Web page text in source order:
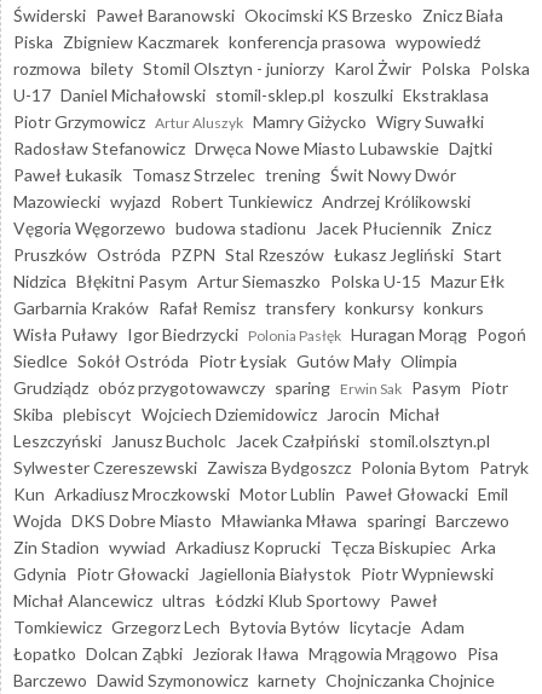
Świderski Paweł Baranowski Okocimski KS Brzesko Znicz Biała
Piska Zbigniew Kaczmarek konferencja prasowa wypowiedź
rozmowa bilety Stomil Olsztyn - juniorzy Karol Żwir Polska Polska
U-17 Daniel Michałowski stomil-sklep.pl koszulki Ekstraklasa
Piotr Grzymowicz Artur Aluszyk Mamry Giżycko Wigry Suwałki
Radosław Stefanowicz Drwęca Nowe Miasto Lubawskie Dajtki
Paweł Łukasik Tomasz Strzelec trening Świt Nowy Dwór
Mazowiecki wyjazd Robert Tunkiewicz Andrzej Królikowski
Vęgoria Węgorzewo budowa stadionu Jacek Płuciennik Znicz
Pruszków Ostróda PZPN Stal Rzeszów Łukasz Jegliński Start
Nidzica Błękitni Pasym Artur Siemaszko Polska U-15 Mazur Ełk
Garbarnia Kraków Rafał Remisz transfery konkursy konkurs
Wisła Puławy Igor Biedrzycki Polonia Pasłęk Huragan Morąg Pogoń
Siedlce Sokół Ostróda Piotr Łysiak Gutów Mały Olimpia
Grudziądz obóz przygotowawczy sparing Erwin Sak Pasym Piotr
Skiba plebiscyt Wojciech Dziemidowicz Jarocin Michał
Leszczyński
Janusz Bucholc Jacek Czałpiński stomil.olsztyn.pl
Sylwester Czereszewski Zawisza Bydgoszcz Polonia Bytom Patryk
Kun Arkadiusz Mroczkowski Motor Lublin Paweł Głowacki Emil
Wojda DKS Dobre Miasto Mławianka Mława sparingi Barczewo
Zin Stadion wywiad Arkadiusz Koprucki Tęcza Biskupiec Arka
Gdynia Piotr Głowacki Jagiellonia Białystok Piotr Wypniewski
Michał Alancewicz ultras Łódzki Klub Sportowy Paweł
Tomkiewicz Grzegorz Lech Bytovia Bytów licytacje Adam
Łopatko Dolcan Ząbki Jeziorak Iława Mrągowia Mrągowo Pisa
Barczewo Dawid Szymonowicz karnety Chojniczanka Chojnice